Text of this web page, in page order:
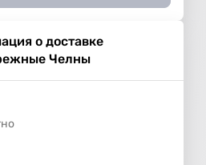
о доставке
Челны